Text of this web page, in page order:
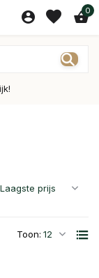
0
Toon: